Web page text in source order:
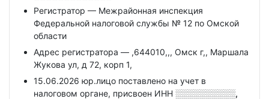
Регистратор — Межрайонная инспекция
Федеральной налоговой службы № 12 по Омской
области
Адрес регистратора — ,644010,,, Омск г,, Маршала
Жукова ул, д 72, корп 1,
15.06.2026 юр.лицо поставлено на учет в
налоговом органе, присвоен ИНН ░░░░░░░░░░,